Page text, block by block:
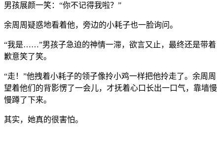
男孩展颜一笑：“你不记得我啦？”
余周周疑惑地看着他，旁边的小耗子也一脸询问。
“我是……”男孩子急迫的神情一滞，欲言又止，最终还是带着
歉意笑了笑。
“走！”他拽着小耗子的领子像拎小鸡一样把他拎走了。余周周
望着他们的背影愣了一会儿，才抚着心口长出一口气，靠墙慢
慢蹲了下来。
其实，她真的很害怕。